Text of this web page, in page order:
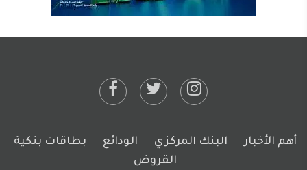
أهم الأخبار البنك المركزي الودائع
بطاقات بنكية
القروض